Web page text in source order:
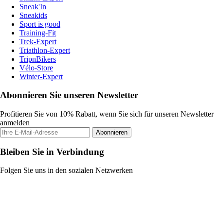
Sneak'In
Sneakids
Sport is good
Training-Fit
Trek-Expert
Triathlon-Expert
TripnBikers
Vélo-Store
Winter-Expert
Abonnieren Sie unseren Newsletter
Profitieren Sie von 10% Rabatt, wenn Sie sich für unseren Newsletter
anmelden
Abonnieren
Bleiben Sie in Verbindung
Folgen Sie uns in den sozialen Netzwerken